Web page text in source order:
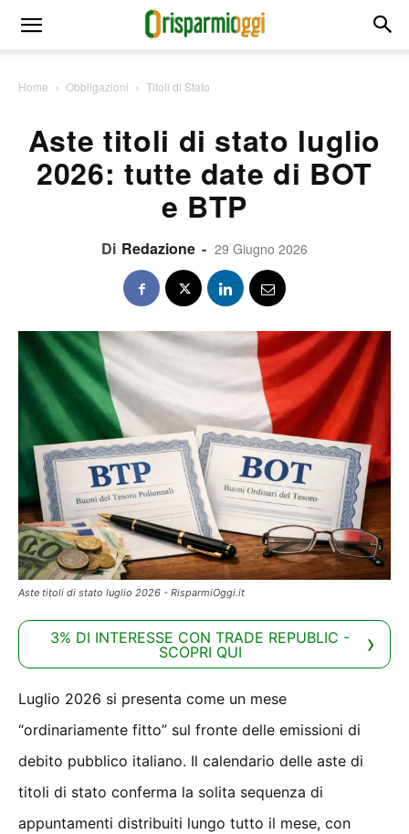
Home Obbligazioni Titoli di Stato
Aste titoli di stato luglio
2026: tutte date di BOT
e BTP
Di Redazione - 29 Giugno 2026
Aste titoli di stato luglio 2026 - RisparmiOggi.it
3% DI INTERESSE CON TRADE REPUBLIC -
SCOPRI QUI
Luglio 2026 si presenta come un mese
“ordinariamente fitto” sul fronte delle emissioni di
debito pubblico italiano. Il calendario delle aste di
titoli di stato conferma la solita sequenza di
appuntamenti distribuiti lungo tutto il mese, con